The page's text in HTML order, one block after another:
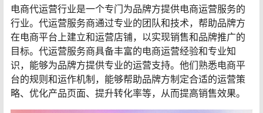
电商代运营行业是一个专门为品牌方提供电商运营服务的
行业。代运营服务商通过专业的团队和技术，帮助品牌方
在电商平台上建立和运营店铺，以实现销售和品牌推广的
目标。代运营服务商具备丰富的电商运营经验和专业知
识，能够为品牌方提供专业的运营支持。他们熟悉电商平
台的规则和运作机制，能够帮助品牌方制定合适的运营策
略、优化产品页面、提升转化率等，从而提高销售效果。